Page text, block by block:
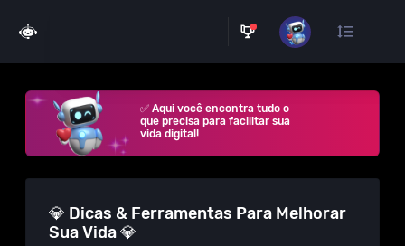
✅ Aqui você encontra tudo o
que precisa para facilitar sua
vida digital!
💎 Dicas & Ferramentas Para Melhorar
Sua Vida 💎